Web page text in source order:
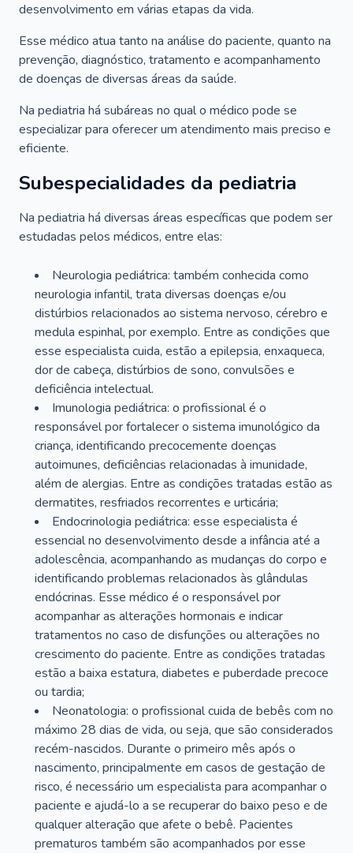
desenvolvimento em várias etapas da vida.
Esse médico atua tanto na análise do paciente, quanto na
prevenção, diagnóstico, tratamento e acompanhamento
de doenças de diversas áreas da saúde.
Na pediatria há subáreas no qual o médico pode se
especializar para oferecer um atendimento mais preciso e
eficiente.
Subespecialidades da pediatria
Na pediatria há diversas áreas específicas que podem ser
estudadas pelos médicos, entre elas:
Neurologia pediátrica: também conhecida como
neurologia infantil, trata diversas doenças e/ou
distúrbios relacionados ao sistema nervoso, cérebro e
medula espinhal, por exemplo. Entre as condições que
esse especialista cuida, estão a epilepsia, enxaqueca,
dor de cabeça, distúrbios de sono, convulsões e
deficiência intelectual.
Imunologia pediátrica: o profissional é o
responsável por fortalecer o sistema imunológico da
criança, identificando precocemente doenças
autoimunes, deficiências relacionadas à imunidade,
além de alergias. Entre as condições tratadas estão as
dermatites, resfriados recorrentes e urticária;
Endocrinologia pediátrica: esse especialista é
essencial no desenvolvimento desde a infância até a
adolescência, acompanhando as mudanças do corpo e
identificando problemas relacionados às glândulas
endócrinas. Esse médico é o responsável por
acompanhar as alterações hormonais e indicar
tratamentos no caso de disfunções ou alterações no
crescimento do paciente. Entre as condições tratadas
estão a baixa estatura, diabetes e puberdade precoce
ou tardia;
Neonatologia: o profissional cuida de bebês com no
máximo 28 dias de vida, ou seja, que são considerados
recém-nascidos. Durante o primeiro mês após o
nascimento, principalmente em casos de gestação de
risco, é necessário um especialista para acompanhar o
paciente e ajudá-lo a se recuperar do baixo peso e de
qualquer alteração que afete o bebê. Pacientes
prematuros também são acompanhados por esse